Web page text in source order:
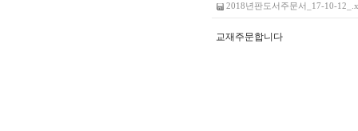
2018년판도서주문서_17-10-
교재주문합니다